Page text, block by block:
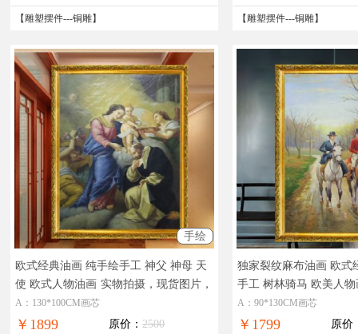
【雕塑摆件---铜雕】 【雕塑摆件---铜雕】
手绘
欧式经典油画 纯手绘手工 神父 神母 天
使 欧式人物油画 实物拍摄，现货图片，
在线支付，全国免邮
A：130*100CM画芯
￥1899 原价： 2500
独家裂纹麻布油画 欧式
手工 树林骑马 欧美人物
现货图片，在线支付，
A：90*130CM画芯
￥1799 原价